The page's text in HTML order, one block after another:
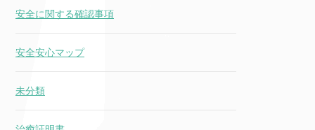
安全に関する確認事項
安全安心マップ
未分類